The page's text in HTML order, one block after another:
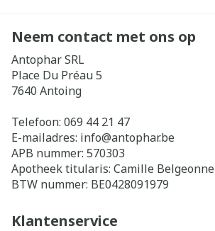
Neem contact met ons op
Antophar SRL
Place Du Préau 5
7640 Antoing
Telefoon: 069 44 21 47
E-mailadres: info@antophar.be
APB nummer: 570303
Apotheek titularis: Camille Belgeonne
BTW nummer: BE0428091979
Klantenservice